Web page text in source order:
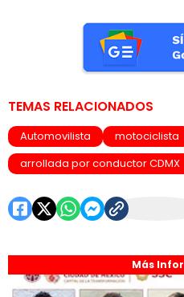
Más
TEMAS RELACIONADOS
Automovilista
motociclista
arrollada por conductor CDMX